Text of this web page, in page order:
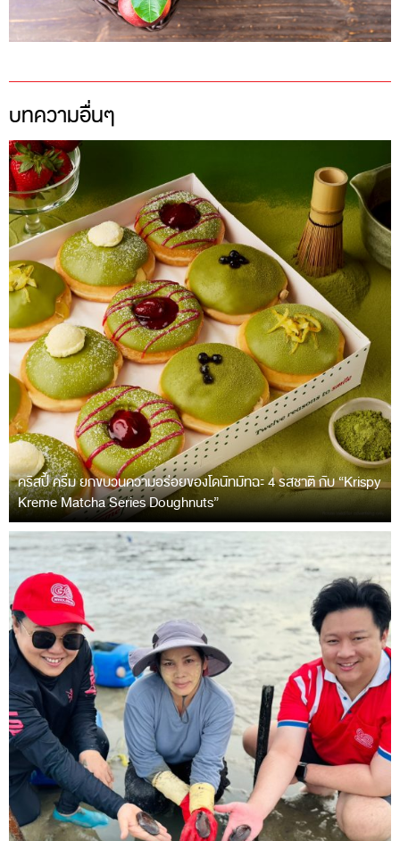
บทความอื่นๆ
คริสปี้ ครีม ยกขบวนความอร่อยของโดนัทมัทฉะ 4 รสชาติ กับ “Krispy
Kreme Matcha Series Doughnuts”